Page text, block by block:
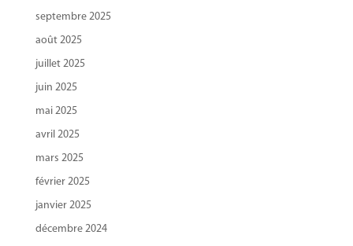
septembre 2025
août 2025
juillet 2025
juin 2025
mai 2025
avril 2025
mars 2025
février 2025
janvier 2025
décembre 2024